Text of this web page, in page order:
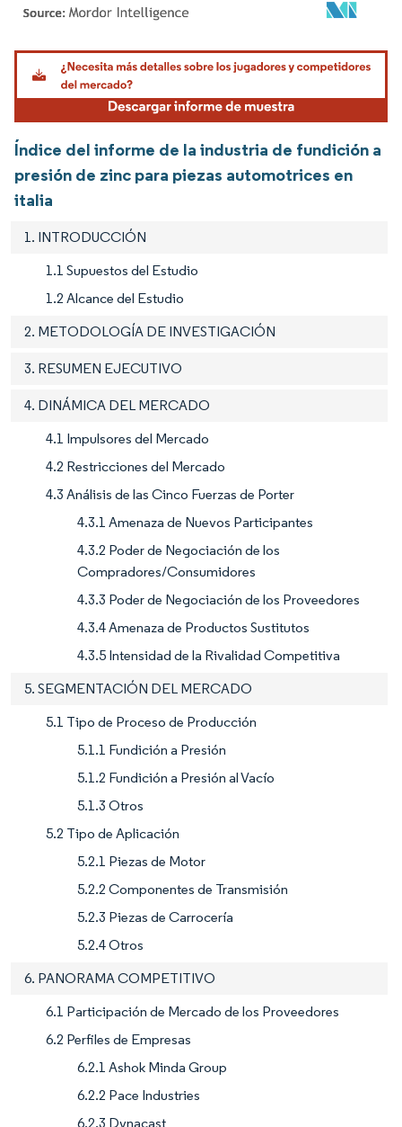
Imagen © Mordor Intelligence. El uso requiere atribución según CC BY 4.0.
Índice del informe de la industria de fundición a
presión de zinc para piezas automotrices en
italia
1. INTRODUCCIÓN
1.1 Supuestos del Estudio
1.2 Alcance del Estudio
2. METODOLOGÍA DE INVESTIGACIÓN
3. RESUMEN EJECUTIVO
4. DINÁMICA DEL MERCADO
4.1 Impulsores del Mercado
4.2 Restricciones del Mercado
4.3 Análisis de las Cinco Fuerzas de Porter
4.3.1 Amenaza de Nuevos Participantes
4.3.2 Poder de Negociación de los
Compradores/Consumidores
4.3.3 Poder de Negociación de los Proveedores
4.3.4 Amenaza de Productos Sustitutos
4.3.5 Intensidad de la Rivalidad Competitiva
5. SEGMENTACIÓN DEL MERCADO
5.1 Tipo de Proceso de Producción
5.1.1 Fundición a Presión
5.1.2 Fundición a Presión al Vacío
5.1.3 Otros
5.2 Tipo de Aplicación
5.2.1 Piezas de Motor
5.2.2 Componentes de Transmisión
5.2.3 Piezas de Carrocería
5.2.4 Otros
6. PANORAMA COMPETITIVO
6.1 Participación de Mercado de los Proveedores
6.2 Perfiles de Empresas
6.2.1 Ashok Minda Group
6.2.2 Pace Industries
6.2.3 Dynacast